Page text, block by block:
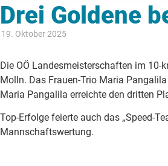
Drei Goldene
19. Oktober 2025
Die OÖ Landesmeisterschaften im 10-
Molln. Das Frauen-Trio Maria
Maria Pangalila erreichte den dritten
Top-Erfolge feierte auch das „Speed-
Mannschaftswertung.